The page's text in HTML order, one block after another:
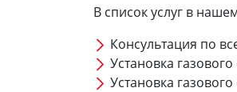
В список услуг в
Консультация по
Установка
Установка